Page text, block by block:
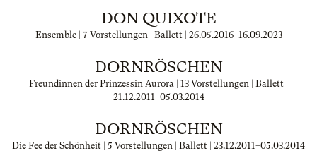
DON QUIXOTE
Ensemble | 7 Vorstellungen | Ballett | 26.05.2016–16.09.2023
DORNRÖSCHEN
Freundinnen der Prinzessin Aurora | 13 Vorstellungen | Ballett |
21.12.2011–05.03.2014
DORNRÖSCHEN
Die Fee der Schönheit | 5 Vorstellungen | Ballett | 23.12.2011–05.03.2014